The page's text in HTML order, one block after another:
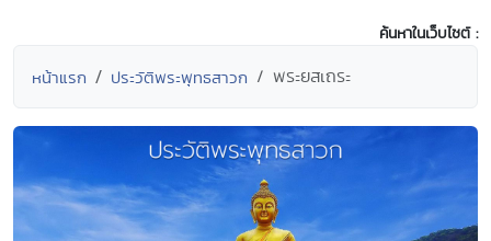
ค้นหาในเว็บไซต์ :
หน้าแรก ประวัติพระพุทธสาวก พระยสเถระ